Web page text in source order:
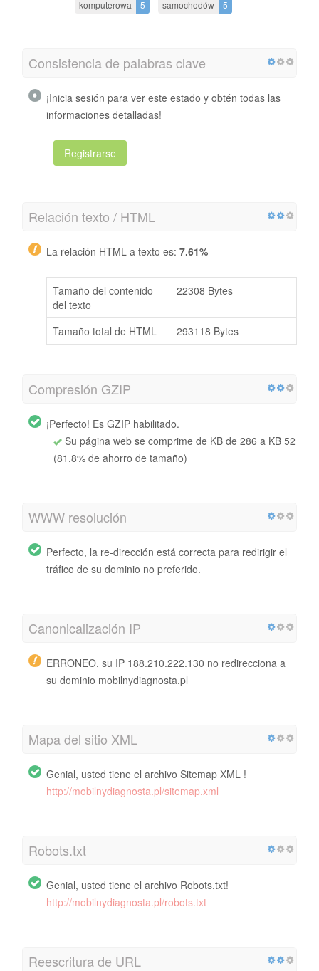
komputerowa 5 samochodów 5
Consistencia de palabras clave
¡Inicia sesión para ver este estado y obtén todas las
informaciones detalladas!
Registrarse
Relación texto / HTML
La relación HTML a texto es: 7.61%
Tamaño del contenido
del texto
22308 Bytes
Tamaño total de HTML 293118 Bytes
Compresión GZIP
¡Perfecto! Es GZIP habilitado.
Su página web se comprime de KB de 286 a KB 52
(81.8% de ahorro de tamaño)
WWW resolución
Perfecto, la re-dirección está correcta para redirigir el
tráfico de su dominio no preferido.
Canonicalización IP
ERRONEO, su IP 188.210.222.130 no redirecciona a
su dominio mobilnydiagnosta.pl
Mapa del sitio XML
Genial, usted tiene el archivo Sitemap XML !
http://mobilnydiagnosta.pl/sitemap.xml
Robots.txt
Genial, usted tiene el archivo Robots.txt!
http://mobilnydiagnosta.pl/robots.txt
Reescritura de URL